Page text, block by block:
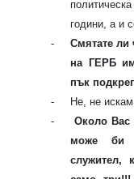
години, а и
-
Смятате ли
на ГЕРБ
пък
-
Не, не
-
Около Вас
може би
служител,